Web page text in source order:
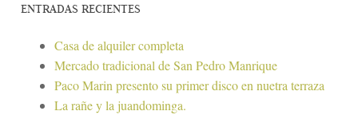
ENTRADAS RECIENTES
Casa de alquiler completa
Mercado tradicional de San Pedro Manrique
Paco Marin presento su primer disco en nuetra terraza
La rañe y la juandominga.